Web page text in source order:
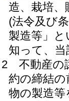
造、栽培
(法令及び
製造等」と
知って、
2
不動産の
約の締結
物の製造